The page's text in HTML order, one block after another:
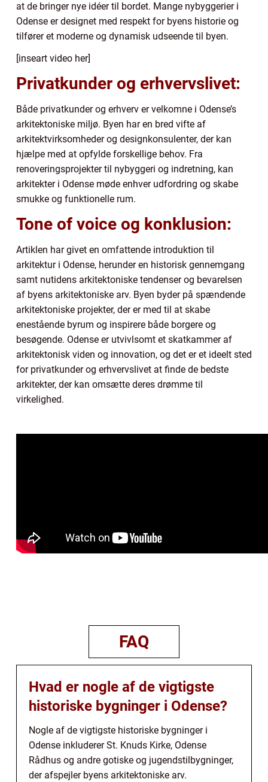
at de bringer nye idéer til bordet. Mange nybyggerier i
Odense er designet med respekt for byens historie og
tilfører et moderne og dynamisk udseende til byen.
[inseart video her]
Privatkunder og erhvervslivet:
Både privatkunder og erhverv er velkomne i Odense’s
arkitektoniske miljø. Byen har en bred vifte af
arkitektvirksomheder og designkonsulenter, der kan
hjælpe med at opfylde forskellige behov. Fra
renoveringsprojekter til nybyggeri og indretning, kan
arkitekter i Odense møde enhver udfordring og skabe
smukke og funktionelle rum.
Tone of voice og konklusion:
Artiklen har givet en omfattende introduktion til
arkitektur i Odense, herunder en historisk gennemgang
samt nutidens arkitektoniske tendenser og bevarelsen
af byens arkitektoniske arv. Byen byder på spændende
arkitektoniske projekter, der er med til at skabe
enestående byrum og inspirere både borgere og
besøgende. Odense er utvivlsomt et skatkammer af
arkitektonisk viden og innovation, og det er et ideelt sted
for privatkunder og erhvervslivet at finde de bedste
arkitekter, der kan omsætte deres drømme til
virkelighed.
FAQ
Hvad er nogle af de vigtigste
historiske bygninger i Odense?
Nogle af de vigtigste historiske bygninger i
Odense inkluderer St. Knuds Kirke, Odense
Rådhus og andre gotiske og jugendstilbygninger,
der afspejler byens arkitektoniske arv.